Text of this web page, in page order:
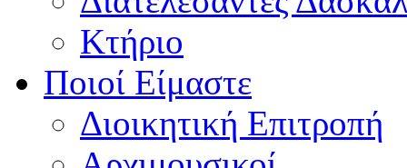
Κτήριο
Ποιοί Είμαστε
Διοικητική Επιτροπή